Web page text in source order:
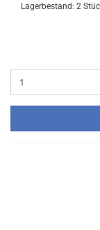
Lagerbestand: 2